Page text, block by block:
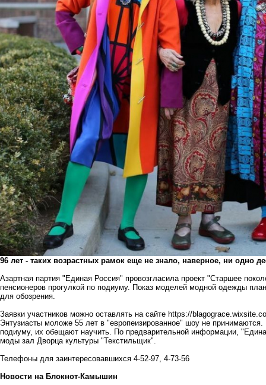
96 лет - таких возрастных рамок еще не знало, наверное, ни одно
Азартная партия "Единая Россия" провозгласила проект "Старшее
пенсионеров прогулкой по подиуму. Показ моделей модной одежды
для обозрения.
Заявки участников можно оставлять на сайте https://
Энтузиасты моложе 55 лет в "европеизированное" шоу не
подиуму, их обещают научить. По предварительной информации,
моды зал Дворца культуры "Текстильщик".
Телефоны для заинтересовавшихся 4-52-97, 4-73-56
Новости на Блoкнoт-Камышин